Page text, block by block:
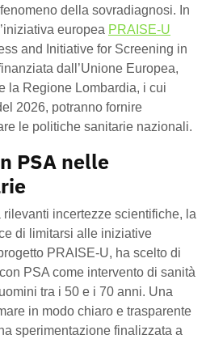
della sovradiagnosi. In
europea PRAISE-U
and Initiative for Screening in
dall’Unione Europea,
la Regione Lombardia, i cui
2026, potranno fornire
le politiche sanitarie nazionali.
PSA nelle
rilevanti incertezze scientifiche, la
di limitarsi alle iniziative
PRAISE-U, ha scelto di
PSA come intervento di sanità
tra i 50 e i 70 anni. Una
in modo chiaro e trasparente
sperimentazione finalizzata a